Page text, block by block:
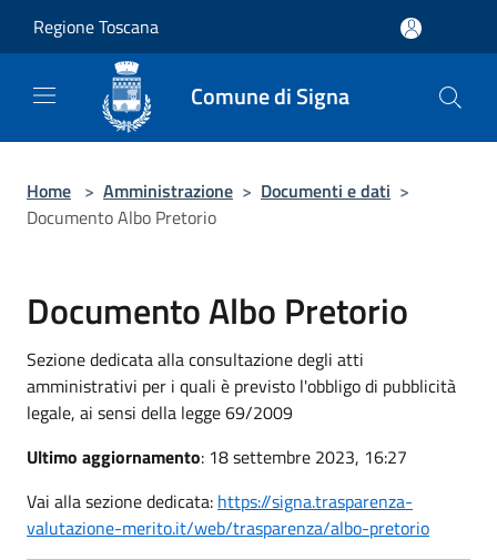
Regione Toscana
Comune di Signa
Home > Amministrazione > Documenti e dati >
Documento Albo Pretorio
Documento Albo Pretorio
Sezione dedicata alla consultazione degli atti
amministrativi per i quali è previsto l'obbligo di pubblicità
legale, ai sensi della legge 69/2009
Ultimo aggiornamento: 18 settembre 2023, 16:27
Vai alla sezione dedicata: https://signa.trasparenza-
valutazione-merito.it/web/trasparenza/albo-pretorio